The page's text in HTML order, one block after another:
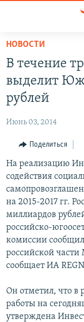
Вернуться
основному
содержанию
Вернутся
главной
Вернутся
поиску
СУХУМИ
ВЕСЬ КАВКАЗ
СЕВЕРНЫЙ КАВКАЗ
АРМЕНИЯ
АЗЕРБАЙДЖАН
ТЕМЫ
ПОЛИТИКА
ЭКОНОМИКА
ОБЩЕСТВО
КУЛЬТУРА
СПОРТ
МИР
РУБРИКИ
НЕКРУГЛЫЙ СТОЛ
ГОСТЬ НЕДЕЛИ
ПОЗИЦИЯ
БЛОГИ
ГОЛОСА
МУЛЬТИМЕДИА
ВИДЕО
ФОТО
АУДИО
ПОДКАСТЫ
АРХИВ
ПРИСОЕДИНЯЙТЕСЬ!
НОВОСТИ
В течение
выделит
рублей
Июнь 03, 2014
Поделиться
На реализацию
содействия
на 2015-2017 гг.
миллиардов
российско-
комиссии
российской
сообщает ИА
Он отметил, что в
работы на
утверждена